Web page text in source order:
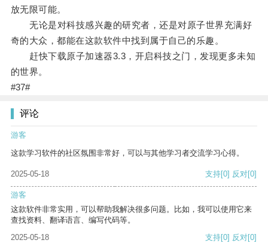
放无限可能。
无论是对科技感兴趣的研究者，还是对原子世界充满好
奇的大众，都能在这款软件中找到属于自己的乐趣。
赶快下载原子加速器3.3，开启科技之门，发现更多未知
的世界。
#37#
评论
游客
这款学习软件的社区氛围非常好，可以与其他学习者交流学习心得。
2025-05-18 支持[0] 反对[0]
游客
这款软件非常实用，可以帮助我解决很多问题。比如，我可以使用它来
查找资料、翻译语言、编写代码等。
2025-05-18
支持[0] 反对[0]